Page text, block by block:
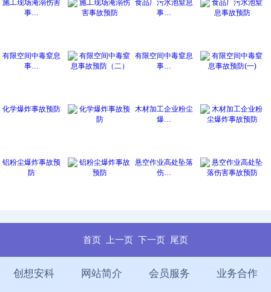
施工现场淹溺伤害
事…
食品厂污水池窒息
事…
有限空间中毒窒息
事…
有限空间中毒窒息
事…
化学爆炸事故预防
木材加工企业粉尘
爆…
铝粉尘爆炸事故预
防
悬空作业高处坠落
伤…
首页 上一页 下一页 尾页
创想安科 网站简介 会员服务 业务合作